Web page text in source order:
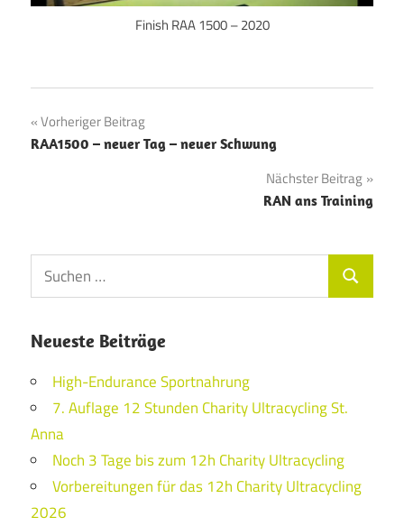
Finish RAA 1500 – 2020
Beitragsnavigation
Vorheriger Beitrag
RAA1500 – neuer Tag – neuer Schwung
Nächster Beitrag
RAN ans Training
Suchen
nach:
Suchen
Neueste Beiträge
High-Endurance Sportnahrung
7. Auflage 12 Stunden Charity Ultracycling St.
Anna
Noch 3 Tage bis zum 12h Charity Ultracycling
Vorbereitungen für das 12h Charity Ultracycling
2026